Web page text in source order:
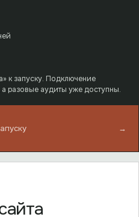
к запуску. Подключение
разовые аудиты уже доступны.
→